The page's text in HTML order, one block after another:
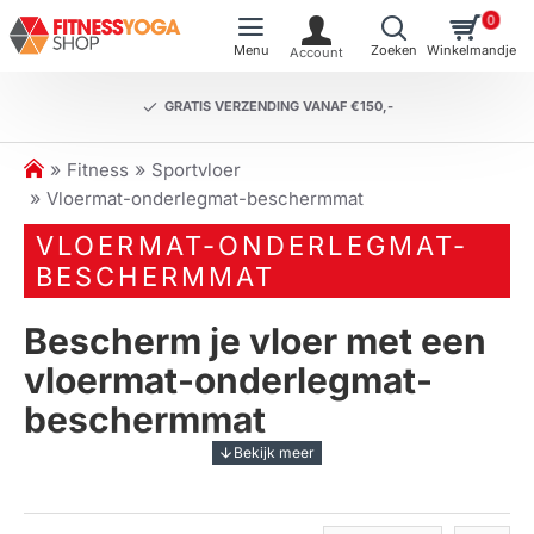
GRATIS VERZENDING VANAF €150,-
0
h
o
m
e
Fitness
Sportvloer
Vloermat-onderlegmat-beschermmat
VLOERMAT-ONDERLEGMAT-
BESCHERMMAT
Bescherm je vloer met een
vloermat-onderlegmat-
beschermmat
vloermat-onderlegmat-beschermmat
beschermen tegen beschadigingen en slijtage. Deze